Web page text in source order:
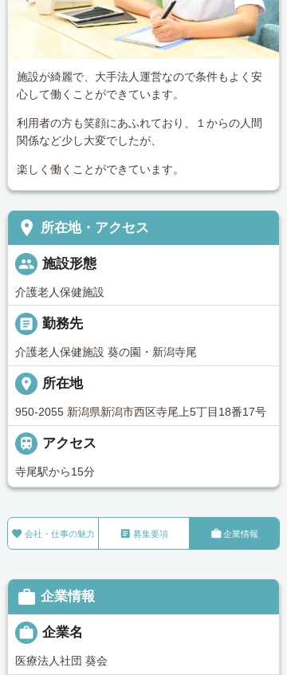
施設が綺麗で、大手法人運営なので条件もよく安
心して働くことができています。
利用者の方も笑顔にあふれており、１からの人間
関係など少し大変でしたが、
楽しく働くことができています。
place 所在地・アクセス
people 施設形態
介護老人保健施設
_pin
勤務先
介護老人保健施設 葵の園・新潟寺尾
place 所在地
950-2055 新潟県新潟市西区寺尾上5丁目18番17号
 アクセス
寺尾駅から15分
 会社・仕事の魅力  募集要項 企業情報
 企業情報
 企業名
医療法人社団 葵会